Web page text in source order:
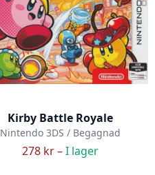
Kirby Battle Royale
Nintendo 3DS / Begagnad
278 kr –I lager